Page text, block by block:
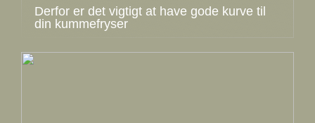
Derfor er det vigtigt at have gode kurve til
din kummefryser